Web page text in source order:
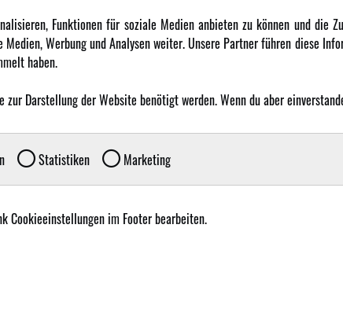
Datenschutz
Funktionen für soziale Medien anbieten zu können und
Werbung und Analysen weiter. Unsere Partner führen diese
haben.
zur Darstellung der Website benötigt werden. Wenn du aber
Statistiken Marketing
Cookieeinstellungen im Footer bearbeiten.